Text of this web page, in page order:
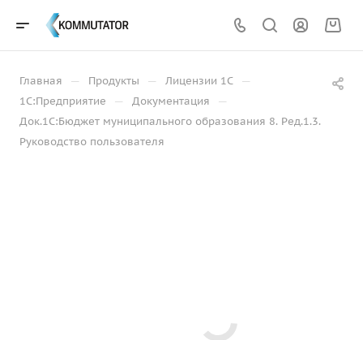
Главная — Продукты — Лицензии 1С —
1С:Предприятие — Документация —
Док.1С:Бюджет муниципального образования 8. Ред.1.3.
Руководство пользователя